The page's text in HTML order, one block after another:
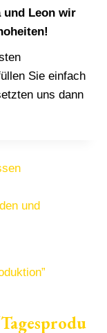
und Leon wir
Sie einfach
uns dann
und